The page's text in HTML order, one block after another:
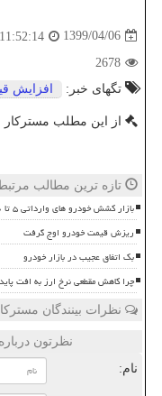
1399/04/06
11:52:14
2678
تگهای خبر:
افزایش
از این مطلب
تازه ترین مطالب
بازار کشش خودرو های وارداتی ۵ تا ۱۰ میلیارد تومانی را ندارد
ریزش قیمت خودرو اوج گرفت
بک اتفاق عجیب در بازار خودرو
چرا کاهش مقطعی نرخ ارز به افت
نظرات بینندگان
نظرتون
نام: